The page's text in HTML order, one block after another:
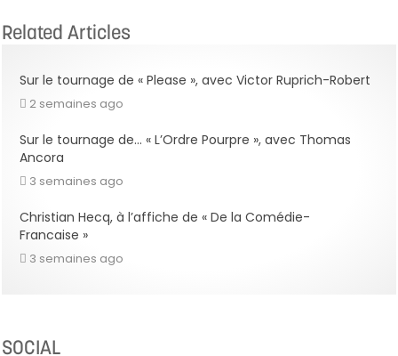
Related Articles
Sur le tournage de « Please », avec Victor Ruprich-Robert
2 semaines ago
Sur le tournage de… « L’Ordre Pourpre », avec Thomas
Ancora
3 semaines ago
Christian Hecq, à l’affiche de « De la Comédie-
Francaise »
3 semaines ago
SOCIAL